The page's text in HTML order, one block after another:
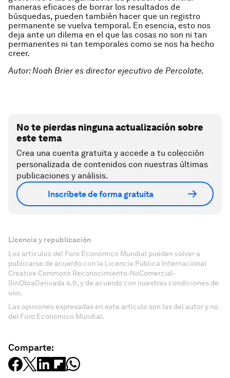
maneras eficaces de borrar los resultados de
búsquedas, pueden también hacer que un registro
permanente se vuelva temporal. En esencia, esto nos
deja ante un dilema en el que las cosas no son ni tan
permanentes ni tan temporales como se nos ha hecho
creer.
Autor: Noah Brier es director ejecutivo de Percolate.
No te pierdas ninguna actualización sobre
este tema
Crea una cuenta gratuita y accede a tu colección
personalizada de contenidos con nuestras últimas
publicaciones y análisis.
Inscríbete de forma gratuita
Licencia y republicación
Los artículos del Foro Económico Mundial pueden volver a
publicarse de acuerdo con la Licencia Pública Internacional
Creative Commons Reconocimiento-NoComercial-
SinObraDerivada 4.0, y de acuerdo con nuestras condiciones de
uso.
Las opiniones expresadas en este artículo son las del autor y no
del Foro Económico Mundial.
Comparte: